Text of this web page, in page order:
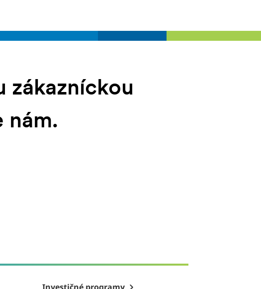
zákazníckou
nám.